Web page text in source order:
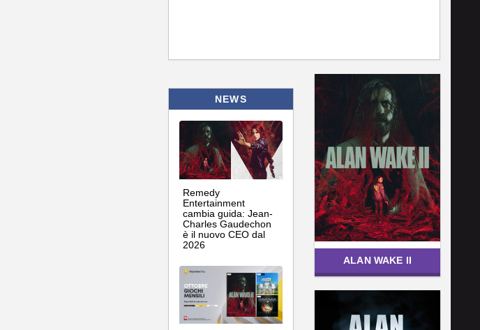
NEWS
Remedy
Entertainment
cambia guida: Jean-
Charles Gaudechon
è il nuovo CEO dal
2026
ALAN WAKE II